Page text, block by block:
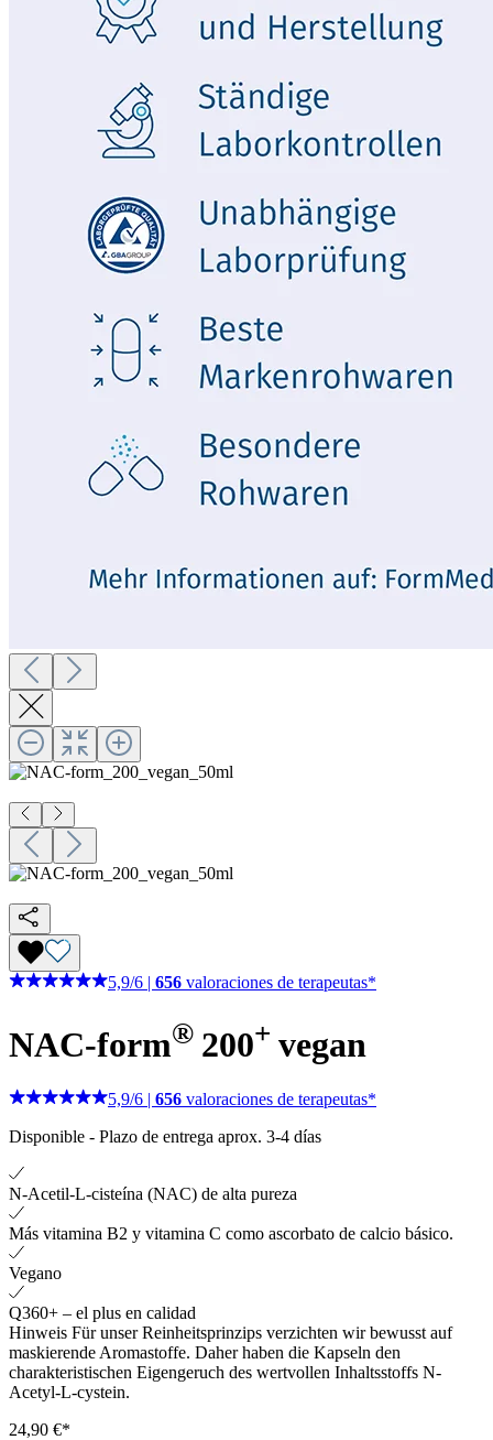
5,9/6 656 valoraciones de terapeutas*
NAC-form® 200+ vegan
5,9/6 | 656 valoraciones de terapeutas*
Disponible - Plazo de entrega aprox. 3-4 días
N-Acetil-L-cisteína (NAC) de alta pureza
Más vitamina B2 y vitamina C como ascorbato de calcio básico.
Vegano
Q360+ – el plus en calidad
Hinweis Für unser Reinheitsprinzips verzichten wir bewusst auf
maskierende Aromastoffe. Daher haben die Kapseln den
charakteristischen Eigengeruch des wertvollen Inhaltsstoffs N-
Acetyl-L-cystein.
24,90 €*